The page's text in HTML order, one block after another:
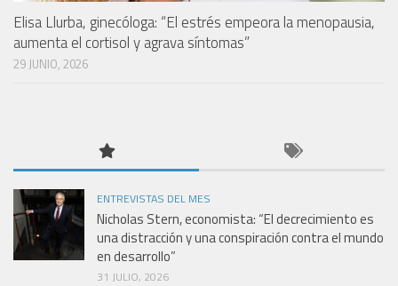
Elisa Llurba, ginecóloga: “El estrés empeora la menopausia,
aumenta el cortisol y agrava síntomas”
29 JUNIO, 2026
ENTREVISTAS DEL MES
Nicholas Stern, economista: “El decrecimiento es
una distracción y una conspiración contra el mundo
en desarrollo”
31 JULIO, 2026